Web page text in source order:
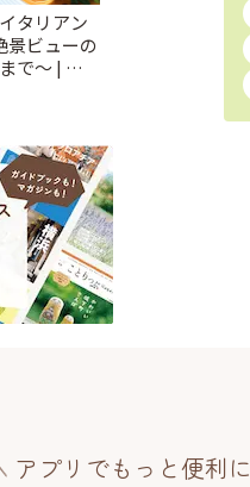
タリアン
景ビューの
で〜 | こ
アプリでもっと便利に